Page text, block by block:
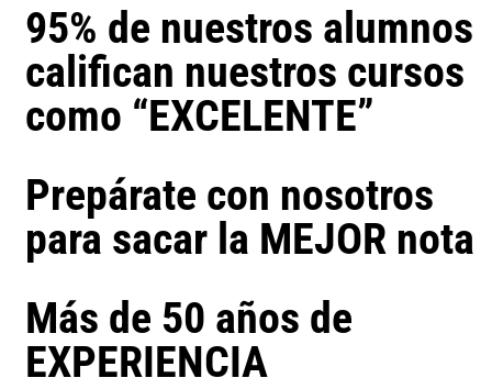
95% de nuestros alumnos
califican nuestros cursos
como “EXCELENTE”
Prepárate con nosotros
para sacar la MEJOR nota
Más de 50 años de
EXPERIENCIA